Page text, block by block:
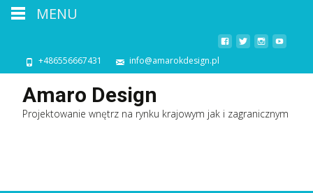
+486556667431 info@amarokdesign.pl
Amaro Design
Projektowanie wnętrz na rynku krajowym jak i zagranicznym
MENU